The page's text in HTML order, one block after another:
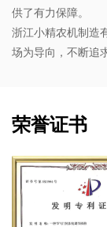
供了有力保障。
浙江小精农机制造
场为导向，不断追
荣誉证书